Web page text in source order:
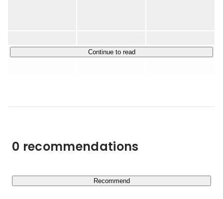
Ristの専門性とKCCSの事業基盤を掛け合わせ、より高度
れていた画像・動画・音声・言語の処理も、システム化が
ってきた作業のシステム化やノウハウの蓄積・分析を通じ
Continue to read
0 recommendations
Recommend